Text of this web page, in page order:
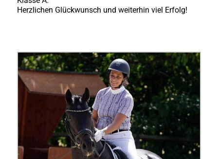
Herzlichen Glückwunsch und weiterhin viel Erfolg!